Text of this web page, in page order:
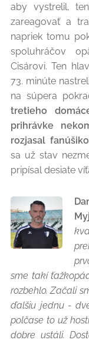
aby vystrelil,
zareagovať a
napriek tomu
spoluhráčov
Cisárovi. Ten
73. minúte
na súpera
tretieho
prihrávke
rozjasal
sa už stav
pripísal desiate
sme takí
rozbehlo. Začali
ďalšiu jednu -
polčase to už
dobre ustáli.